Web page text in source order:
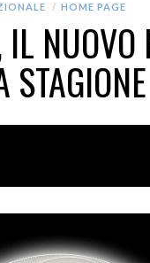
HOME PAGE
NUOVO